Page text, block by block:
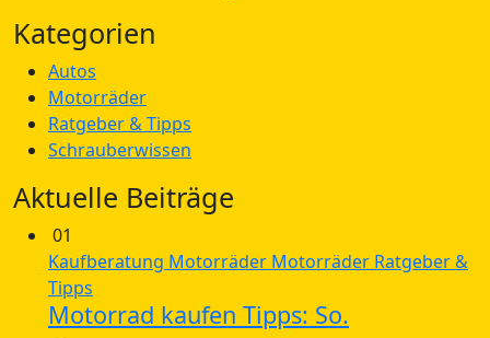
Kategorien
Autos
Motorräder
Ratgeber & Tipps
Schrauberwissen
Aktuelle Beiträge
01
Kaufberatung Motorräder Motorräder Ratgeber &
Tipps
Motorrad kaufen Tipps: So.